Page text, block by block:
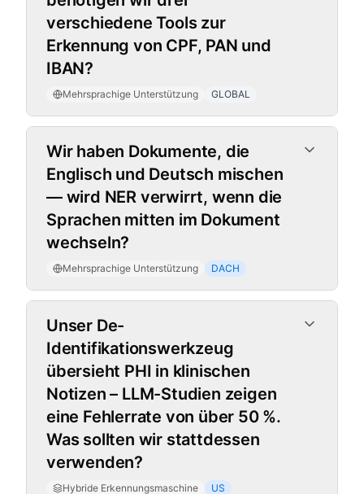
verschiedene Tools zur
Erkennung von CPF, PAN und
IBAN?
Mehrsprachige Unterstützung GLOBAL
Wir haben Dokumente, die
Englisch und Deutsch mischen
— wird NER verwirrt, wenn die
Sprachen mitten im Dokument
wechseln?
Mehrsprachige Unterstützung DACH
Hybride Erkennungsmaschine
Unser De-
Identifikationswerkzeug
übersieht PHI in klinischen
Notizen – LLM-Studien zeigen
eine Fehlerrate von über 50 %.
Was sollten wir stattdessen
verwenden?
Hybride Erkennungsmaschine US